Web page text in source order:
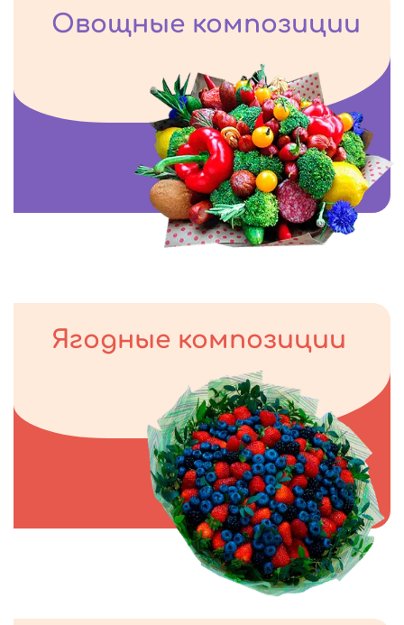
Овощные композиции
Ягодные композиции